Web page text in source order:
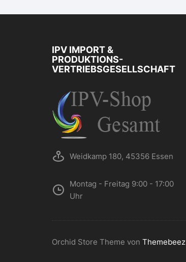
IPV IMPORT &
PRODUKTIONS-
VERTRIEBSGESELLSCHAFT
Weidkamp 180, 45356 Essen
Montag - Freitag 9:00 - 17:00
Uhr
Orchid Store Theme von Themebeez